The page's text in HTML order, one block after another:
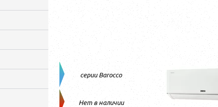
серии Bаrocco
Нет в наличии